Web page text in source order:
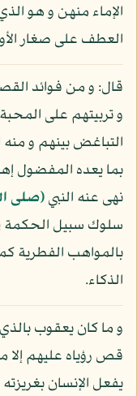
الإماء منهن و هو
العطف على صغار
قال: و من فوائد
و تربيتهم على
التباغض بينهم و
بما يعده المفضول
نهى عنه النبي(صلى
سلوك سبيل الحكمة
بالمواهب الفطرية
الذكاء.
و ما كان يعقوب
قص رؤياه عليهم
يفعل الإنسان